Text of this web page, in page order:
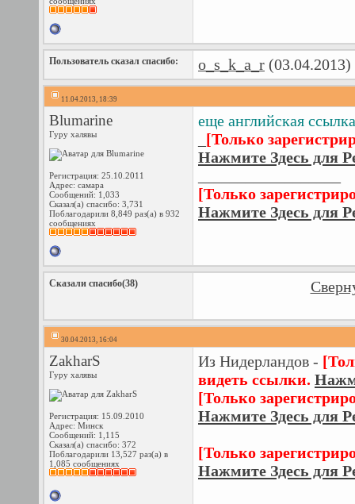
Пользователь сказал cпасибо: o_s_k_a_r (03.04.2013)
11.04.2013, 18:39
Blumarine
Гуру халявы
Регистрация: 25.10.2011
Адрес: самара
Сообщений: 1,033
Сказал(а) спасибо: 3,731
Поблагодарили 8,849 раз(а) в 932
сообщениях
еще английская ссылка
[Только
Нажмите Здесь для
[Только
Нажмите Здесь для
Сказали спасибо(38)
30.04.2013, 16:04
ZakharS
Гуру халявы
Регистрация: 15.09.2010
Адрес: Минск
Сообщений: 1,115
Сказал(а) спасибо: 372
Поблагодарили 13,527 раз(а) в
1,085 сообщениях
Из Нидерландов -
видеть ссылки.
[Только
Нажмите Здесь для
[Только
Нажмите Здесь для